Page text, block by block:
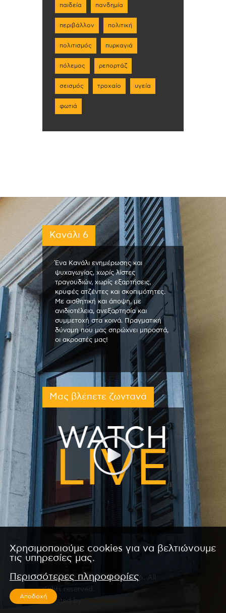
παιδεία πανδημία
περιβάλλον πολιτική
πολιτισμός πυρκαγιά
πόλεμος ρεπορτάζ
σεισμός τροχαίο υγεία
φωτιά
Κανάλι 6
Ένα Κανάλι ενημέρωσης και
ψυχαγωγίας, χωρίς λίστες
τραγουδιών, χωρίς εξαρτήσεις,
κρυφές ατζέντες και σκοπιμότητες.
Με αισθητική και άποψη, με
ανιδιοτέλεια, ανεξαρτησία και
συμμετοχή στα κοινά. Πραγματική
δύναμη που μας σπρώχνει μπροστά,
οι ακροατές μας!
Μας βλέπετε ζωντανά
Copyright © 2026 by Kanali 6. All
rights reserved.
CReated by CReatures.
Χρησιμοποιούμε cookies για να βελτιώνουμε
τις υπηρεσίες μας.
Περισσότερες πληροφορίες
Αποδοχή